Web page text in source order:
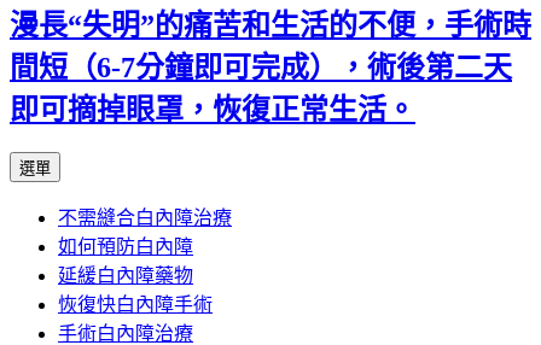
漫長“失明”的痛苦和生活的不便，手術時
間短（6-7分鐘即可完成），術後第二天
即可摘掉眼罩，恢復正常生活。
選單
主
要
內
容
不需縫合白內障治療
如何預防白內障
延緩白內障藥物
恢復快白內障手術
手術白內障治療